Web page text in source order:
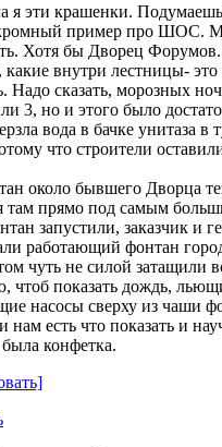
я эти крашенки.
пример про ШОС.
Хотя бы Дворец Форумов.
внутри лестницы- это
Надо сказать, морозных
3, но и этого было
вода в бачке унитаза в
что строители
около бывшего Дворца
там прямо под самым
запустили, заказчик и
работающий фонтан
чуть не силой затащили
чтоб показать дождь,
насосы сверху из чаши
нам есть что показать и
конфетка.